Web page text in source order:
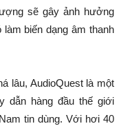
sẽ gây ảnh hưởng
biến dạng âm thanh
lâu, AudioQuest là một
dẫn hàng đầu thế giới
tin dùng. Với hơi 40